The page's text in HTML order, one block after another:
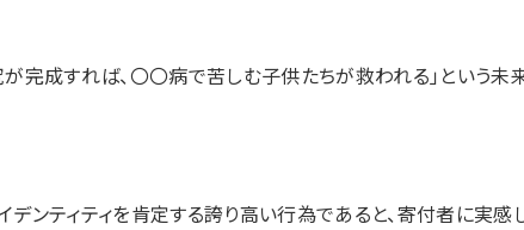
が完成すれば、〇〇病で苦しむ子供たちが救われる」という未
デンティティを肯定する誇り高い行為であると、寄付者に実感